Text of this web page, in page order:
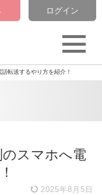
ログイン
転送するやり方を紹介！
のスマホへ電
2025年8月5日